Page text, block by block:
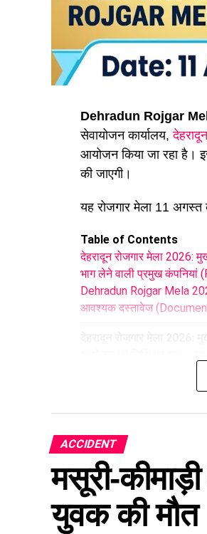
Dehradun Rojgar
सेवायोजन कार्यालय,देहरादून
आयोजन किया जा रहा है।
की जाएगी।
यह रोजगार मेला 11 अगस्त
Table of Contents
देहरादून रोजगार मेला 2026:
भाग लेने वाली प्रमुख
Dehradun Rojgar Mela
आवश्यक दस्तावेज
559 पद
भाग लेने वाली प्रमुख
इसरोजगार मेले में देश एवं
एक्सिस बैंक (Axis Bank)
बारबेक्यू नेशन (Barbeque
ACCIDENT
मसूरी-
युवक की मौत